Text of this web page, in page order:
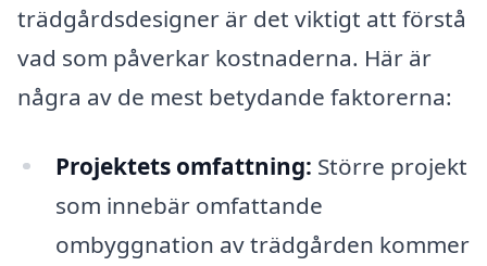
trädgårdsdesigner är det viktigt att förstå
vad som påverkar kostnaderna. Här är
några av de mest betydande faktorerna:
Projektets omfattning: Större projekt
som innebär omfattande
ombyggnation av trädgården kommer